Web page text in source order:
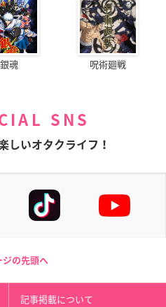
銀魂 呪術廻戦
SNS
しいオタクライフ！
ジの先頭へ
記事掲載について